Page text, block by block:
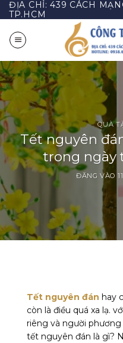
Bỏ
qua
nội
dung
ĐỊA CHỈ: 439 CÁCH
TP.HCM
QUÀ
Tết nguyên
trong ngày
ĐĂNG VÀO
Tết nguyên đán hay
còn là điều quá xa lạ.
riêng và người
tết nguyên đán là gì?